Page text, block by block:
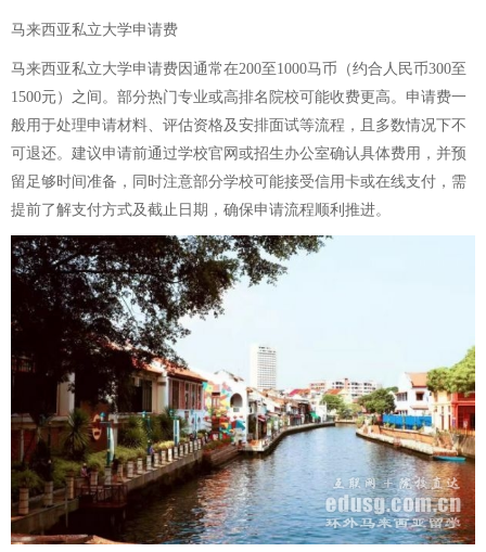
马来西亚私立大学申请费
马来西亚私立大学申请费因通常在200至1000马币（约合人民币300至
1500元）之间。部分热门专业或高排名院校可能收费更高。申请费一
般用于处理申请材料、评估资格及安排面试等流程，且多数情况下不
可退还。建议申请前通过学校官网或招生办公室确认具体费用，并预
留足够时间准备，同时注意部分学校可能接受信用卡或在线支付，需
提前了解支付方式及截止日期，确保申请流程顺利推进。